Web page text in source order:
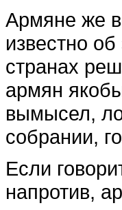
Армяне же
известно
странах
армян
вымысел,
собрании,
Если
напротив,